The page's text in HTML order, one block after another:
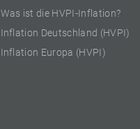
Was ist die HVPI-Inflation?
Inflation Deutschland (HVPI)
Inflation Europa (HVPI)